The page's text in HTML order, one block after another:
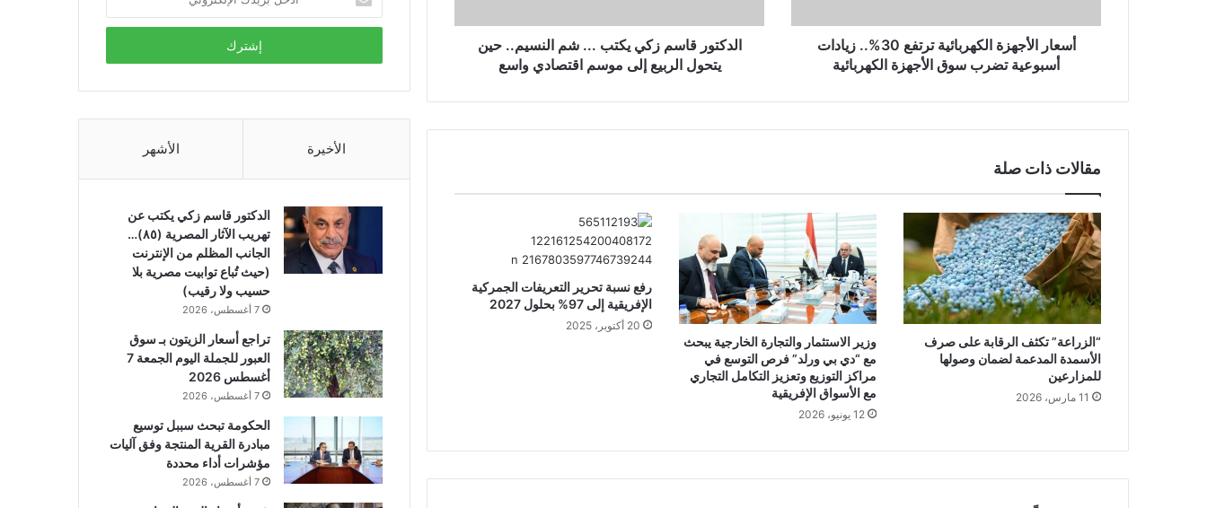
أسعار الأجهزة الكهربائية ترتفع 30%.. زيادات
أسبوعية تضرب سوق الأجهزة الكهربائية
الدكتور قاسم زكي يكتب ... شم النسيم.. حين
يتحول الربيع إلى موسم اقتصادي واسع
مقالات ذات صلة
“الزراعة” تكثف الرقابة على صرف
الأسمدة المدعمة لضمان وصولها
للمزارعين
11 مارس، 2026
وزير الاستثمار والتجارة الخارجية يبحث
مع “دي بي ورلد” فرص التوسع في
مراكز التوزيع وتعزيز التكامل التجاري
مع الأسواق الإفريقية
12 يونيو، 2026
رفع نسبة تحرير التعريفات الجمركية
الإفريقية إلى 97% بحلول 2027
20 أكتوبر، 2025
بريدك
الإلكتروني
الأخيرة الأشهر
الدكتور قاسم زكي يكتب عن
تهريب الآثار المصرية (٨٥)…
الجانب المظلم من الإنترنت
(حيث تُباع توابيت مصرية بلا
حسيب ولا رقيب)
7 أغسطس، 2026
تراجع أسعار الزيتون بـ سوق
العبور للجملة اليوم الجمعة 7
أغسطس 2026
7 أغسطس، 2026
الحكومة تبحث سببل توسيع
مبادرة القرية المنتجة وفق آليات
مؤشرات أداء محددة
7 أغسطس، 2026